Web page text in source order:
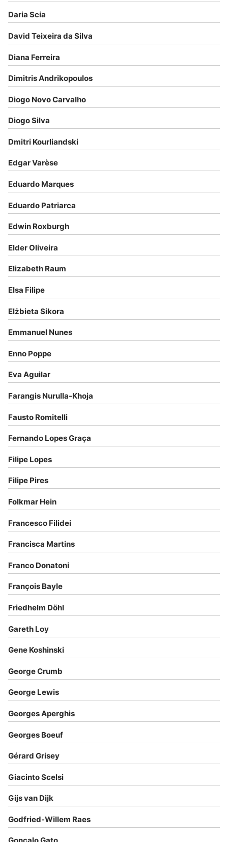
Daria Scia
David Teixeira da Silva
Diana Ferreira
Dimitris Andrikopoulos
Diogo Novo Carvalho
Diogo Silva
Dmitri Kourliandski
Edgar Varèse
Eduardo Marques
Eduardo Patriarca
Edwin Roxburgh
Elder Oliveira
Elizabeth Raum
Elsa Filipe
Elżbieta Sikora
Emmanuel Nunes
Enno Poppe
Eva Aguilar
Farangis Nurulla-Khoja
Fausto Romitelli
Fernando Lopes Graça
Filipe Lopes
Filipe Pires
Folkmar Hein
Francesco Filidei
Francisca Martins
Franco Donatoni
François Bayle
Friedhelm Döhl
Gareth Loy
Gene Koshinski
George Crumb
George Lewis
Georges Aperghis
Georges Boeuf
Gérard Grisey
Giacinto Scelsi
Gijs van Dijk
Godfried-Willem Raes